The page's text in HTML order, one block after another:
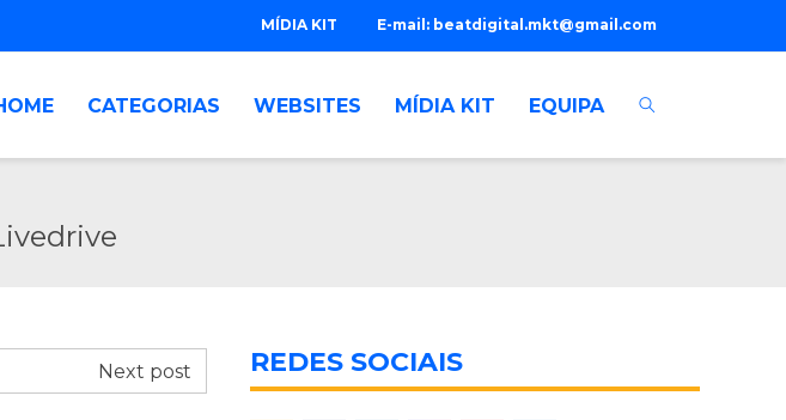
E-mail: beatdigital.mkt@gmail.com
MÍDIA KIT
CATEGORIAS WEBSITES MÍDIA KIT EQUIPA
Next post REDES SOCIAIS